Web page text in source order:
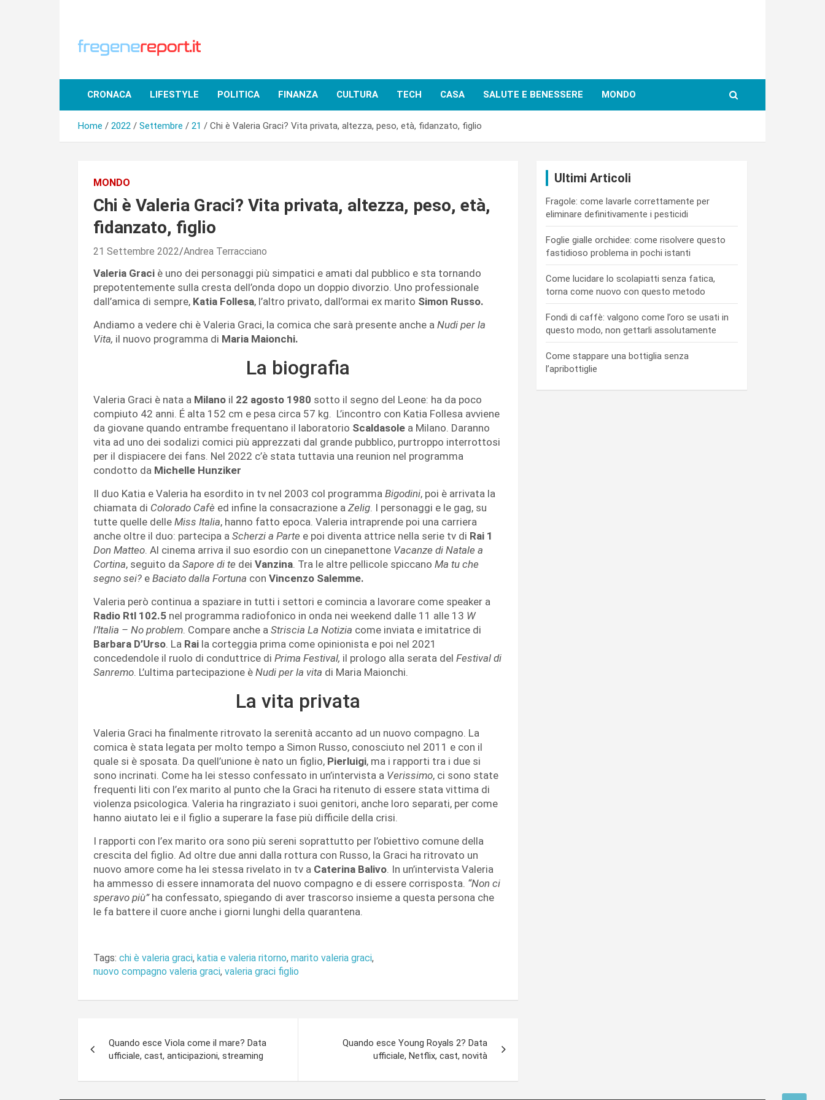
CRONACA LIFESTYLE POLITICA FINANZA CULTURA TECH CASA SALUTE E BENESSERE MONDO
Home 2022 Settembre 21 Chi è Valeria Graci? Vita privata, altezza, peso, età, fidanzato, figlio
MONDO
Chi è Valeria Graci? Vita privata, altezza, peso, età,
fidanzato, figlio
21 Settembre 2022 Andrea Terracciano
Valeria Graci è uno dei personaggi più simpatici e amati dal pubblico e sta tornando
prepotentemente sulla cresta dell’onda dopo un doppio divorzio. Uno professionale
dall’amica di sempre, Katia Follesa, l’altro privato, dall’ormai ex marito Simon Russo.
Andiamo a vedere chi è Valeria Graci, la comica che sarà presente anche a Nudi per la
Vita, il nuovo programma di Maria Maionchi.
La biografia
Valeria Graci è nata a Milano il 22 agosto 1980 sotto il segno del Leone: ha da poco
compiuto 42 anni. É alta 152 cm e pesa circa 57 kg. L’incontro con Katia Follesa avviene
da giovane quando entrambe frequentano il laboratorio Scaldasole a Milano. Daranno
vita ad uno dei sodalizi comici più apprezzati dal grande pubblico, purtroppo interrottosi
per il dispiacere dei fans. Nel 2022 c’è stata tuttavia una reunion nel programma
condotto da Michelle Hunziker
Il duo Katia e Valeria ha esordito in tv nel 2003 col programma Bigodini, poi è arrivata la
chiamata di Colorado Cafè ed infine la consacrazione a Zelig. I personaggi e le gag, su
tutte quelle delle Miss Italia, hanno fatto epoca. Valeria intraprende poi una carriera
anche oltre il duo: partecipa a Scherzi a Parte e poi diventa attrice nella serie tv di Rai 1
Don Matteo. Al cinema arriva il suo esordio con un cinepanettone Vacanze di Natale a
Cortina, seguito da Sapore di te dei Vanzina. Tra le altre pellicole spiccano Ma tu che
segno sei? e Baciato dalla Fortuna con Vincenzo Salemme.
Valeria però continua a spaziare in tutti i settori e comincia a lavorare come speaker a
Radio Rtl 102.5 nel programma radiofonico in onda nei weekend dalle 11 alle 13 W
l’Italia – No problem. Compare anche a Striscia La Notizia come inviata e imitatrice di
Barbara D’Urso. La Rai la corteggia prima come opinionista e poi nel 2021
concedendole il ruolo di conduttrice di Prima Festival, il prologo alla serata del Festival di
Sanremo. L’ultima partecipazione è Nudi per la vita di Maria Maionchi.
La vita privata
Valeria Graci ha finalmente ritrovato la serenità accanto ad un nuovo compagno. La
comica è stata legata per molto tempo a Simon Russo, conosciuto nel 2011 e con il
quale si è sposata. Da quell’unione è nato un figlio, Pierluigi, ma i rapporti tra i due si
sono incrinati. Come ha lei stesso confessato in un’intervista a Verissimo, ci sono state
frequenti liti con l’ex marito al punto che la Graci ha ritenuto di essere stata vittima di
violenza psicologica. Valeria ha ringraziato i suoi genitori, anche loro separati, per come
hanno aiutato lei e il figlio a superare la fase più difficile della crisi.
I rapporti con l’ex marito ora sono più sereni soprattutto per l’obiettivo comune della
crescita del figlio. Ad oltre due anni dalla rottura con Russo, la Graci ha ritrovato un
nuovo amore come ha lei stessa rivelato in tv a Caterina Balivo. In un’intervista Valeria
ha ammesso di essere innamorata del nuovo compagno e di essere corrisposta. “Non ci
speravo più”ha confessato, spiegando di aver trascorso insieme a questa persona che
le fa battere il cuore anche i giorni lunghi della quarantena.
Tags: chi è valeria graci, katia e valeria ritorno, marito valeria graci,
nuovo compagno valeria graci, valeria graci figlio
articoli
Quando esce Viola come il mare? Data
ufficiale, cast, anticipazioni, streaming
Quando esce Young Royals 2? Data
ufficiale, Netflix, cast, novità
Ultimi Articoli
Fragole: come lavarle correttamente per
eliminare definitivamente i pesticidi
Foglie gialle orchidee: come risolvere questo
fastidioso problema in pochi istanti
Come lucidare lo scolapiatti senza fatica,
torna come nuovo con questo metodo
Fondi di caffè: valgono come l’oro se usati in
questo modo, non gettarli assolutamente
Come stappare una bottiglia senza
l’apribottiglie